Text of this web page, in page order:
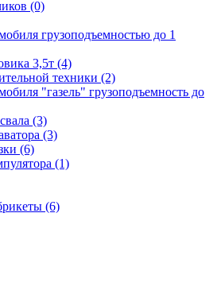
(0)
грузоподъемностью до 1
3,5т (4)
техники (2)
"газель" грузоподъемность до
(3)
(3)
(6)
(1)
(6)